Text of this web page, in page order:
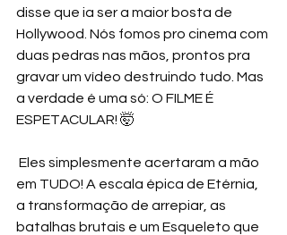
disse que ia ser a maior bosta de
Hollywood. Nós fomos pro cinema com
duas pedras nas mãos, prontos pra
gravar um vídeo destruindo tudo. Mas
a verdade é uma só: O FILME É
ESPETACULAR! 🤯
em TUDO! A escala épica de Etérnia,
a transformação de arrepiar, as
batalhas brutais e um Esqueleto que